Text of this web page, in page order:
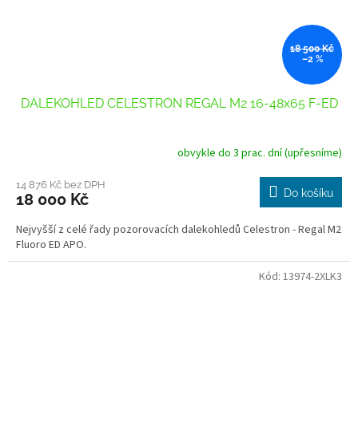
18 500 Kč
–2 %
DALEKOHLED CELESTRON REGAL M2 16-48x65 F-ED
obvykle do 3 prac. dní (upřesníme)
14 876 Kč bez DPH
18 000 Kč Do košíku
Nejvyšší z celé řady pozorovacích dalekohledů Celestron - Regal M2
Fluoro ED APO.
Kód: 13974-2XLK3